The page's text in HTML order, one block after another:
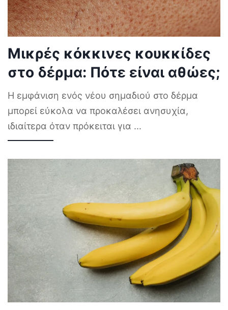
Μικρές κόκκινες κουκκίδες
στο δέρμα: Πότε είναι αθώες;
Η εμφάνιση ενός νέου σημαδιού στο δέρμα
μπορεί εύκολα να προκαλέσει ανησυχία,
ιδιαίτερα όταν πρόκειται για ...